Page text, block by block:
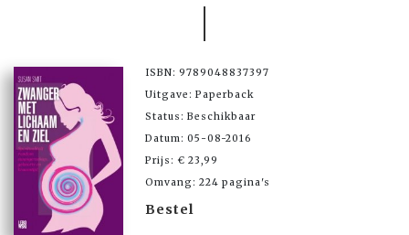
ISBN: 9789048837397
Uitgave: Paperback
Status: Beschikbaar
Datum: 05-08-2016
Prijs: € 23,99
Omvang: 224 pagina's
Bestel